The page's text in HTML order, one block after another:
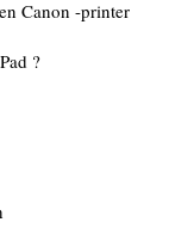
Canon -printer
?